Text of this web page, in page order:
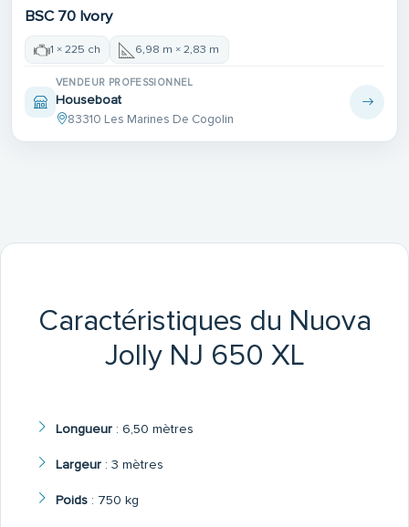
BSC 70 Ivory
1 × 225 ch 6,98 m × 2,83 m
VENDEUR PROFESSIONNEL
Houseboat
83310 Les Marines De Cogolin
Caractéristiques du Nuova
Jolly NJ 650 XL
Longueur: 6,50 mètres
Largeur: 3 mètres
Poids: 750 kg